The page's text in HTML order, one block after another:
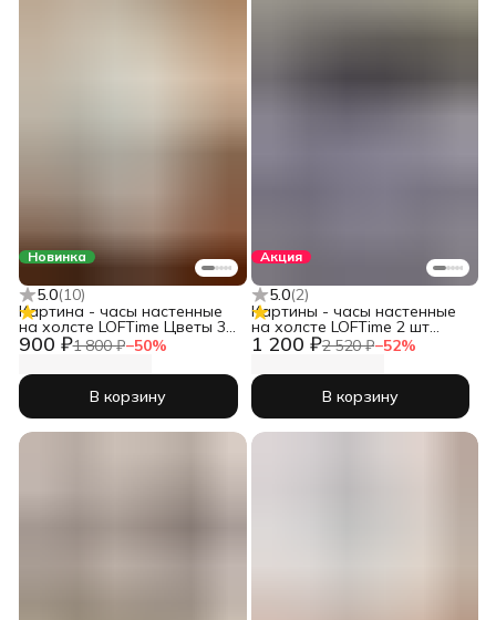
Новинка
5.0(10)
900 ₽1 800 ₽−50%
Картина - часы настенные
на холсте LOFTime Цветы 3D
бел мрамор
В корзину
Акция
5.0(2)
1 200 ₽2 520 ₽−52%
Картины - часы настенные
на холсте LOFTime 2 шт
30Х40 ДЕВУШКИ ЧЕРН ЗОЛ
Ч-623-3040
В корзину